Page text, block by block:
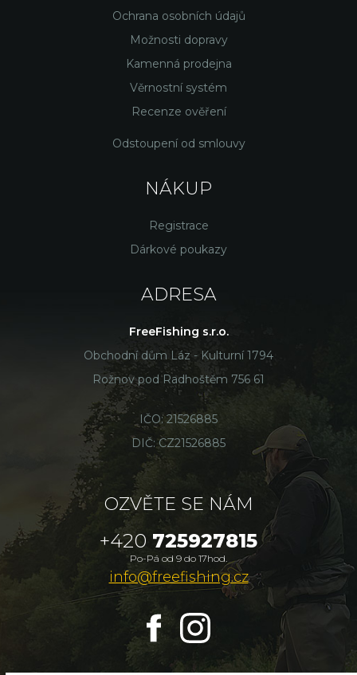
Ochrana osobních údajů
Možnosti dopravy
Kamenná prodejna
Věrnostní systém
Recenze ověření
Odstoupení od smlouvy
NÁKUP
Registrace
Dárkové poukazy
ADRESA
FreeFishing s.r.o.
Obchodní dům Láz - Kulturní 1794
Rožnov pod Radhoštěm 756 61
IČO: 21526885
DIČ: CZ21526885
OZVĚTE SE NÁM
+420 725927815
Po-Pá od 9 do 17hod.
info@freefishing.cz